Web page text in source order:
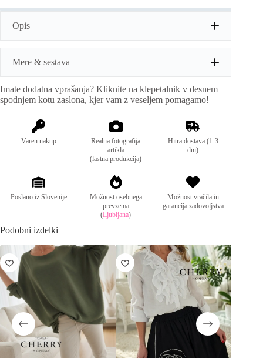
v
e
Opis
Mere & sestava
Mere:obseg prsi:140cm, dolžina:74cm
Imate dodatna vprašanja? Kliknite na klepetalnik v desnem
spodnjem kotu zaslona, kjer vam z veseljem pomagamo!
Varen nakup
Realna fotografija
artikla
(lastna produkcija)
Hitra dostava (1-3
dni)
Poslano iz Slovenije
Možnost osebnega
prevzema
(Ljubljana)
Možnost vračila in
garancija zadovoljstva
Podobni izdelki